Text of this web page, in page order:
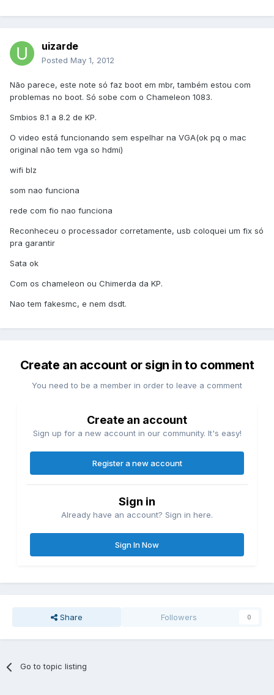
uizarde
Posted May 1, 2012
Não parece, este note só faz boot em mbr, também estou com
problemas no boot. Só sobe com o Chameleon 1083.
Smbios 8.1 a 8.2 de KP.
O video está funcionando sem espelhar na VGA(ok pq o mac
original não tem vga so hdmi)
wifi blz
som nao funciona
rede com fio nao funciona
Reconheceu o processador corretamente, usb coloquei um fix só
pra garantir
Sata ok
Com os chameleon ou Chimerda da KP.
Nao tem fakesmc, e nem dsdt.
Create an account or sign in to comment
You need to be a member in order to leave a comment
Create an account
Sign up for a new account in our community. It's easy!
Register a new account
Sign in
Already have an account? Sign in here.
Sign In Now
Share Followers 0
Go to topic listing